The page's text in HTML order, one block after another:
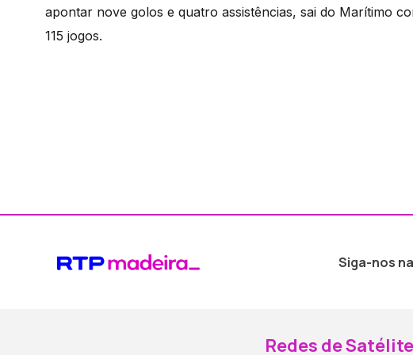
apontar nove golos e quatro assistências, sai do Marítimo
115 jogos.
Siga-nos
Redes de